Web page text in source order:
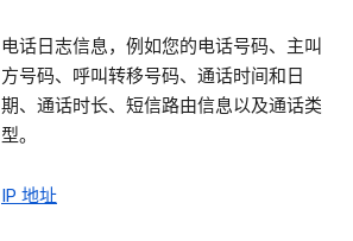
电话日志信息，例如您的电话号码、主叫
方号码、呼叫转移号码、通话时间和日
期、通话时长、短信路由信息以及通话类
型。
IP 地址